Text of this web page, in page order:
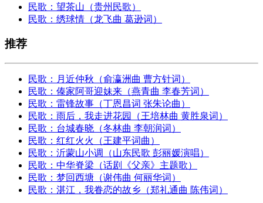
民歌：望茶山（贵州民歌）
民歌：绣球情（龙飞曲 葛逊词）
推荐
民歌：月近仲秋（俞瀛洲曲 曹方针词）
民歌：傣家阿哥迎妹来（燕青曲 李春芳词）
民歌：雷锋故事（丁恩昌词 张朱论曲）
民歌：雨后，我走进花园（王培林曲 黄胜泉词）
民歌：台城春晓（冬林曲 李朝润词）
民歌：红红火火（王建平词曲）
民歌：沂蒙山小调（山东民歌 彭丽媛演唱）
民歌：中华脊梁（话剧《父亲》主题歌）
民歌：梦回西塘（谢伟曲 何丽华词）
民歌：湛江，我眷恋的故乡（郑礼通曲 陈伟词）